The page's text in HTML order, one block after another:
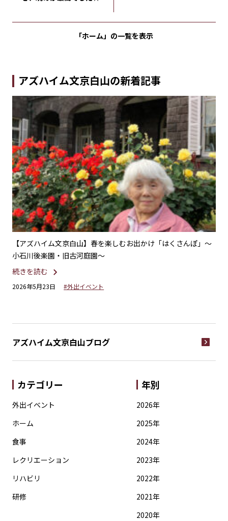
「ホーム」の一覧を表示
アズハイム文京白山の新着記事
【アズハイム文京白山】春を楽しむお出かけ「はくさんぽ」～
小石川後楽園・旧古河庭園～
続きを読む
2026年5月23日 #外出イベント
アズハイム文京白山ブログ
カテゴリー
外出イベント
ホーム
食事
レクリエーション
リハビリ
研修
年別
2026年
2025年
2024年
2023年
2022年
2021年
2020年